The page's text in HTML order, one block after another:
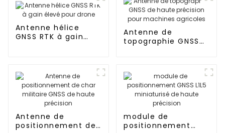
Antenne hélice
GNSS RTK à gain
Antenne de
topographie GNSS
Antenne de
positionnement de
module de
positionnement